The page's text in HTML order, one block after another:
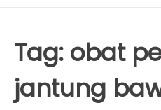
Tag: obat
jantung